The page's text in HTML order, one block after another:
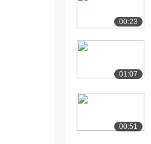
00:23
01:07
00:51